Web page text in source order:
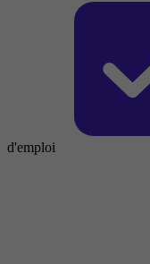
d'emploi